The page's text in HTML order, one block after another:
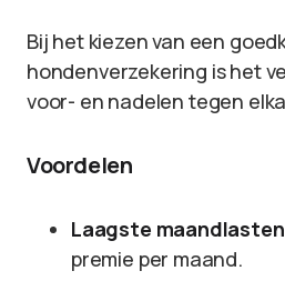
Bij het kiezen van een
hondenverzekering is het
voor- en nadelen tegen
Voordelen
Laagste
premie per maand.